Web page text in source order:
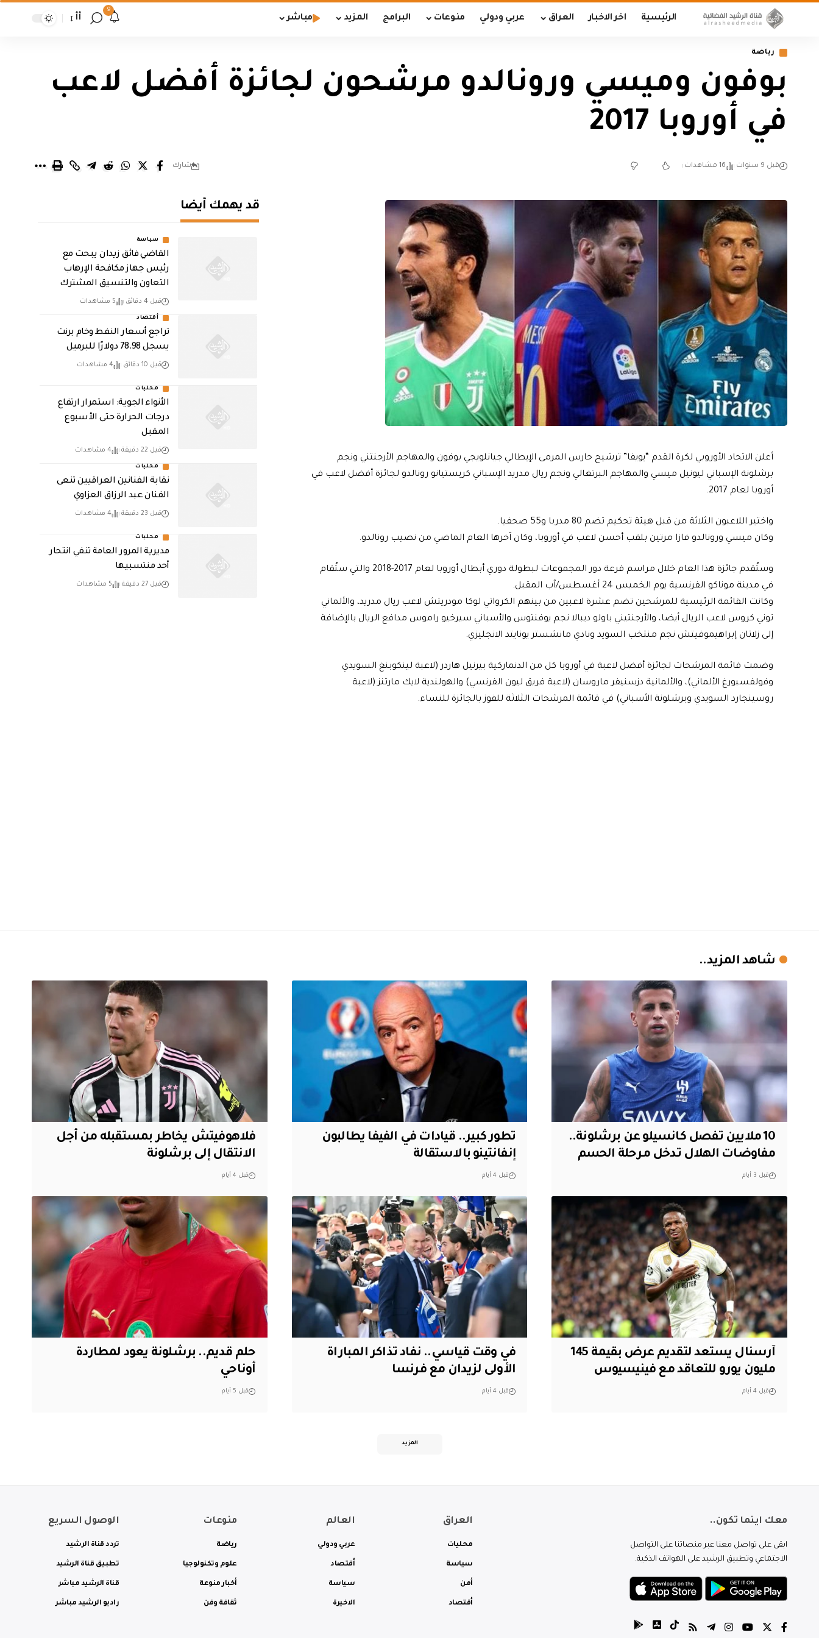
الرئيسية اخر الاخبار العراق عربي ودولي منوعات البرامج المزيد مباشر
9
أأ
رياضة
بوفون وميسي ورونالدو مرشحون لجائزة أفضل لاعب
في أوروبا 2017
قبل 9 سنوات 16 مشاهدات شارك
أعلن الاتحاد الأوروبي لكرة القدم “يويفا” ترشيح حارس المرمى الإيطالي جيانلويجي بوفون والمهاجم الأرجنتني ونجم
برشلونة الإسباني ليونيل ميسي والمهاجم البرتغالي ونجم ريال مدريد الإسباني كريستيانو رونالدو لجائزة أفضل لاعب في
أوروبا لعام 2017.
واختير اللاعبون الثلاثة من قبل هيئة تحكيم تضم 80 مدربا و55 صحفيا.
وكان ميسي ورونالدو فازا مرتين بلقب أحسن لاعب في أوروبا، وكان آخرها العام الماضي من نصيب رونالدو.
وستُقدم جائزة هذا العام خلال مراسم قرعة دور المجموعات لبطولة دوري أبطال أوروبا لعام 2017-2018 والتي ستُقام
في مدينة موناكو الفرنسية يوم الخميس 24 أغسطس/آب المقبل.
وكانت القائمة الرئيسية للمرشحين تضم عشرة لاعبين من بينهم الكرواتي لوكا مودريتش لاعب ريال مدريد، والألماني
توني كروس لاعب الريال أيضا، والأرجنتيني باولو ديبالا نجم يوفنتوس والأسباني سيرخيو راموس مدافع الريال بالإضافة
إلى زلاتان إبراهيموفيتش نجم منتخب السويد ونادي مانشستر يونايتد الانجليزي.
وضمت قائمة المرشحات لجائزة أفضل لاعبة في أوروبا كل من الدنماركية بيرنيل هاردر (لاعبة لينكوبنغ السويدي
وفولفسبورغ الألماني)، والألمانية دزسنيفر ماروسان (لاعبة فريق ليون الفرنسي) والهولندية لايك مارتنز (لاعبة
روسينجارد السويدي وبرشلونة الأسباني) في قائمة المرشحات الثلاثة للفوز بالجائزة للنساء.
قد يهمك أيضا
سياسة
القاضي فائق زيدان يبحث مع
رئيس جهاز مكافحة الإرهاب
التعاون والتنسيق المشترك
قبل 4 دقائق 5 مشاهدات
أقتصاد
تراجع أسعار النفط وخام برنت
يسجل 78.98 دولارًا للبرميل
قبل 10 دقائق 4 مشاهدات
محليات
الأنواء الجوية: استمرار ارتفاع
درجات الحرارة حتى الأسبوع
المقبل
قبل 22 دقيقة 4 مشاهدات
محليات
نقابة الفنانين العراقيين تنعى
الفنان عبد الرزاق العزاوي
قبل 23 دقيقة 4 مشاهدات
محليات
مديرية المرور العامة تنفي انتحار
أحد منتسبيها
قبل 27 دقيقة 5 مشاهدات
شاهد المزيد..
10 ملايين تفصل كانسيلو عن برشلونة..
مفاوضات الهلال تدخل مرحلة الحسم
قبل 3 أيام
تطور كبير.. قيادات في الفيفا يطالبون
إنفانتينو بالاستقالة
قبل 4 أيام
فلاهوفيتش يخاطر بمستقبله من أجل
الانتقال إلى برشلونة
قبل 4 أيام
آرسنال يستعد لتقديم عرض بقيمة 145
مليون يورو للتعاقد مع فينيسيوس
قبل 4 أيام
في وقت قياسي.. نفاد تذاكر المباراة
الأولى لزيدان مع فرنسا
قبل 4 أيام
حلم قديم.. برشلونة يعود لمطاردة
أوناحي
قبل 5 أيام
المزيد
معك اينما تكون..
ابقى على تواصل معنا عبر منصاتنا على التواصل
الاجتماعي وتطبيق الرشيد على الهواتف الذكية.
العراق
محليات
سياسة
أمن
أقتصاد
العالم
عربي ودولي
أقتصاد
سياسة
الاخيرة
منوعات
رياضة
علوم وتكنولوجيا
أخبار منوعة
ثقافة وفن
الوصول السريع
تردد قناة الرشيد
تطبيق قناة الرشيد
قناة الرشيد مباشر
راديو الرشيد مباشر